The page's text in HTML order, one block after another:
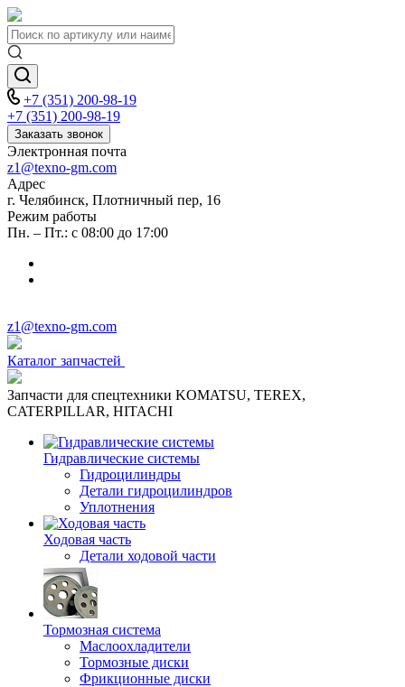
+7 (351) 200-98-19
+7 (351) 200-98-19
Заказать звонок
Электронная почта
z1@texno-gm.com
Адрес
г. Челябинск, Плотничный пер, 16
Режим работы
Пн. – Пт.: с 08:00 до 17:00
z1@texno-gm.com
Каталог запчастей
Запчасти для спецтехники KOMATSU, TEREX,
CATERPILLAR, HITACHI
Гидравлические системы
Гидроцилиндры
Детали гидроцилиндров
Уплотнения
Ходовая часть
Детали ходовой части
Тормозная система
Маслоохладители
Тормозные диски
Фрикционные диски